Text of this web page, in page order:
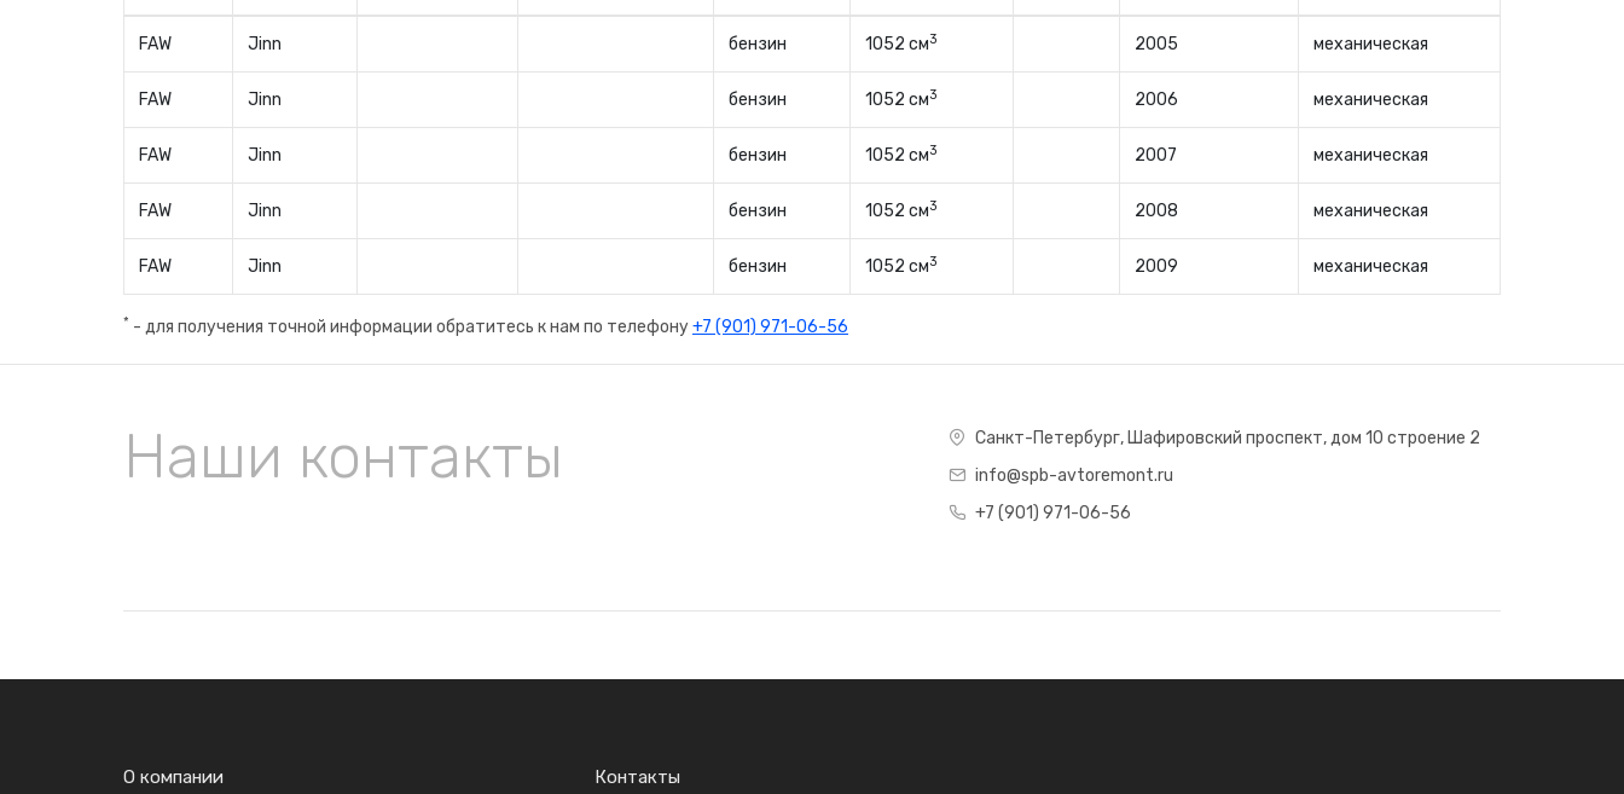
FAW Jinn бензин 1052 см3 2005 механическая
FAW Jinn бензин 1052 см3 2006 механическая
FAW Jinn бензин 1052 см3 2007 механическая
FAW Jinn бензин 1052 см3 2008 механическая
FAW Jinn бензин 1052 см3 2009 механическая
* - для получения точной информации обратитесь к нам по телефону+7 (901) 971-06-56
Наши контакты
Санкт-Петербург, Шафировский проспект, дом 10 строение 2
info@spb-avtoremont.ru
+7 (901) 971-06-56
О компании Контакты